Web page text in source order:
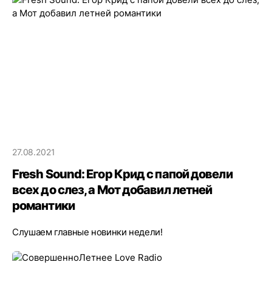
27.08.2021
Fresh Sound: Егор Крид с папой довели
всех до слез, а Мот добавил летней
романтики
Слушаем главные новинки недели!